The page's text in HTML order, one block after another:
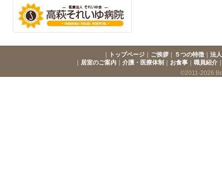
トップページ ご挨拶 ５つの特徴
法
居室のご案内｜ 介護・医療体制 お食事｜ 職員紹介
©2011-2026